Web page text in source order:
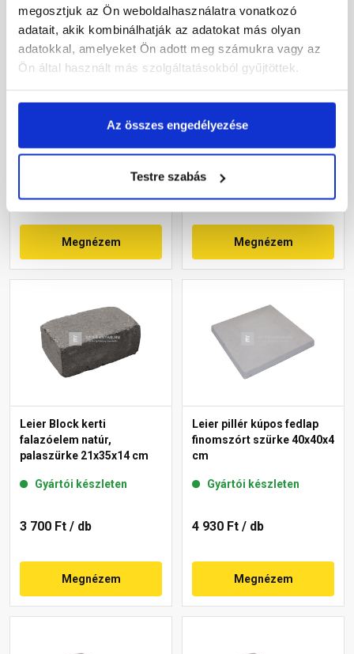
megosztjuk az Ön weboldalhasználatra vonatkozó
adatait, akik kombinálhatják az adatokat más olyan
adatokkal, amelyeket Ön adott meg számukra vagy az
Ön által használt más szolgáltatásokból gyűjtöttek.
Az összes engedélyezése
Testre szabás
finomszórt szürke 25x49x4
Gyártói készleten
Megnézem
falazóelem natúr,
füstantracit 21x35x14 cm
Gyártói készleten
Megnézem
Leier Block kerti
falazóelem natúr,
palaszürke 21x35x14 cm
Gyártói készleten
3 700 Ft / db
Megnézem
Leier pillér kúpos fedlap
finomszórt szürke 40x40x4
cm
Gyártói készleten
4 930 Ft / db
Megnézem